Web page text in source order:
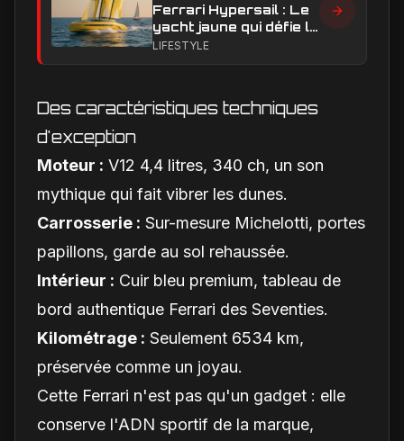
Ferrari Hypersail : Le
yacht jaune qui défie le
rouge en vitesse et en
LIFESTYLE
Des caractéristiques techniques
d'exception
Moteur : V12 4,4 litres, 340 ch, un son
mythique qui fait vibrer les dunes.
Carrosserie : Sur-mesure Michelotti, portes
papillons, garde au sol rehaussée.
Intérieur : Cuir bleu premium, tableau de
bord authentique Ferrari des Seventies.
Kilométrage : Seulement 6534 km,
préservée comme un joyau.
Cette Ferrari n'est pas qu'un gadget : elle
conserve l'ADN sportif de la marque,